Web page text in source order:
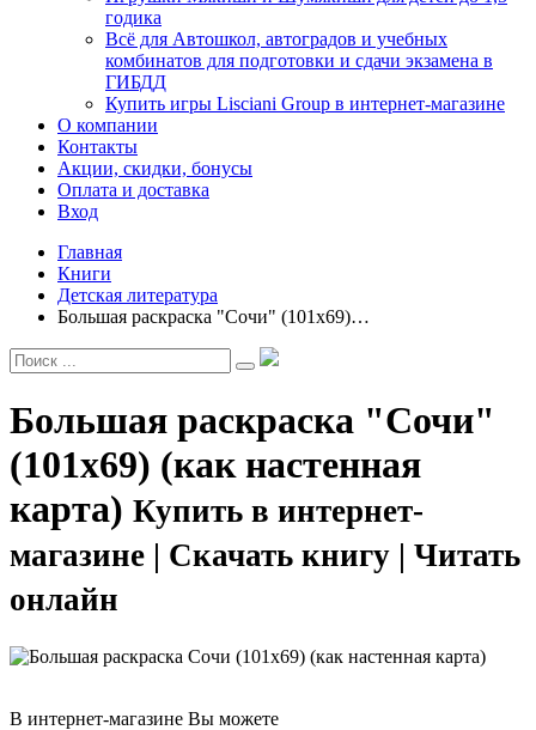
годика
Всё для Автошкол, автоградов и учебных
комбинатов для подготовки и сдачи экзамена в
ГИБДД
Купить игры Lisciani Group в интернет-магазине
О компании
Контакты
Акции, скидки, бонусы
Оплата и доставка
Вход
Главная
Книги
Детская литература
Большая раскраска "Сочи" (101х69)…
Большая раскраска "Сочи"
(101х69) (как настенная
карта) Купить в интернет-
магазине | Скачать книгу | Читать
онлайн
В интернет-магазине Вы можете